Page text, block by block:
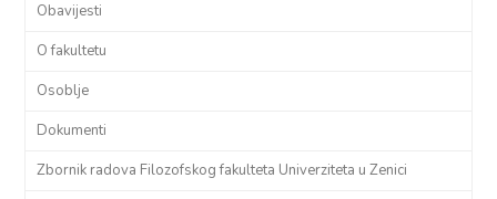
Obavijesti
O fakultetu
Osoblje
Dokumenti
Zbornik radova Filozofskog fakulteta Univerziteta u Zenici